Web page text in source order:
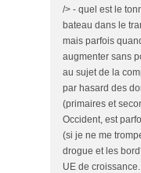
/> - quel est le
bateau dans le
mais parfois
augmenter sans
au sujet de la
par hasard des
(primaires et
Occident, est
(si je ne me
drogue et les
UE de